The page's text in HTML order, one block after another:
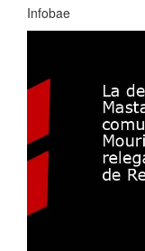
Infobae